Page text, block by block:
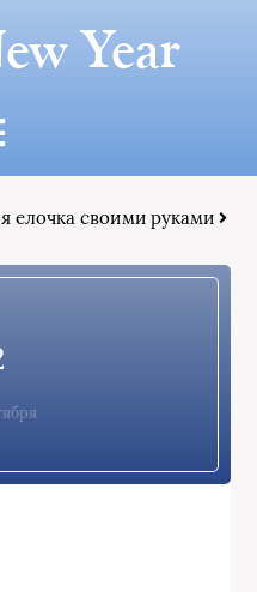
Year
елочка своими руками